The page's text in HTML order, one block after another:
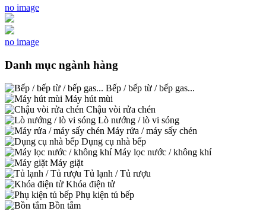
no image
no image
Danh mục ngành hàng
Bếp / bếp từ / bếp gas...
Máy hút mùi
Chậu vòi rửa chén
Lò nướng / lò vi sóng
Máy rửa / máy sấy chén
Dụng cụ nhà bếp
Máy lọc nước / không khí
Máy giặt
Tủ lạnh / Tủ rượu
Khóa điện tử
Phụ kiện tủ bếp
Bồn tắm